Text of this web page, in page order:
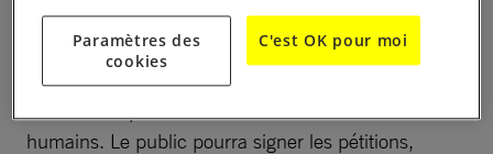
Déclaration Universelle des Droits Humains (DUDH
– 1948), le groupe valenciennois d’Amnesty propose
10 actions qui permettent d’agir pour 10 personnes
humains. Le public pourra signer les pétitions,
Paramètres des
cookies
C'est OK pour moi